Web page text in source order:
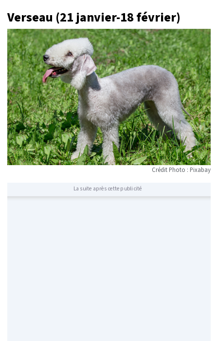
Verseau (21 janvier-18 février)
Crédit Photo : Pixabay
La suite après cette publicité